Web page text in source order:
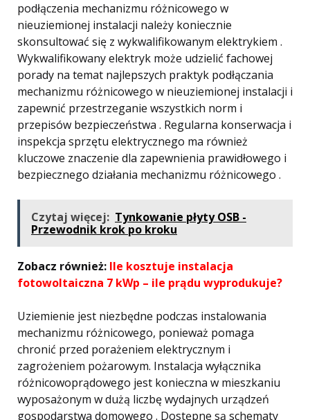
podłączenia mechanizmu różnicowego w
nieuziemionej instalacji należy koniecznie
skonsultować się z wykwalifikowanym elektrykiem .
Wykwalifikowany elektryk może udzielić fachowej
porady na temat najlepszych praktyk podłączania
mechanizmu różnicowego w nieuziemionej instalacji i
zapewnić przestrzeganie wszystkich norm i
przepisów bezpieczeństwa . Regularna konserwacja i
inspekcja sprzętu elektrycznego ma również
kluczowe znaczenie dla zapewnienia prawidłowego i
bezpiecznego działania mechanizmu różnicowego .
Czytaj więcej: Tynkowanie płyty OSB -
Przewodnik krok po kroku
Zobacz również: Ile kosztuje instalacja
fotowoltaiczna 7 kWp – ile prądu wyprodukuje?
Uziemienie jest niezbędne podczas instalowania
mechanizmu różnicowego, ponieważ pomaga
chronić przed porażeniem elektrycznym i
zagrożeniem pożarowym. Instalacja wyłącznika
różnicowoprądowego jest konieczna w mieszkaniu
wyposażonym w dużą liczbę wydajnych urządzeń
gospodarstwa domowego . Dostępne są schematy